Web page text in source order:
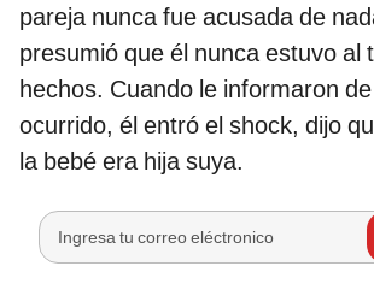
pareja nunca fue acusada de
presumió que él nunca estuvo al
hechos. Cuando le informaron
ocurrido, él entró el shock, dijo
la bebé era hija suya.